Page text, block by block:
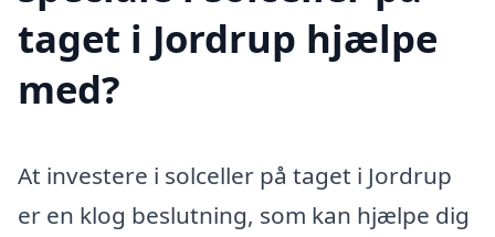
taget i Jordrup hjælpe
med?
At investere i solceller på taget i Jordrup
er en klog beslutning, som kan hjælpe dig